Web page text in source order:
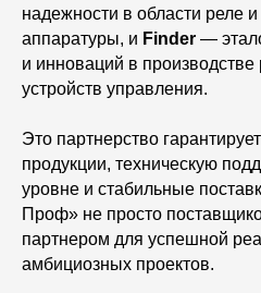
надежности в области реле и
аппаратуры, и Finder —
и инноваций в
устройств управления.
Это партнерство
продукции, техническую
уровне и стабильные
Проф» не просто
партнером для успешной
амбициозных проектов.